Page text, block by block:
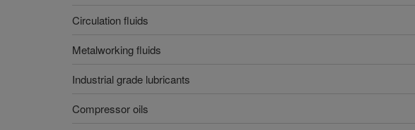
Circulation fluids
Metalworking fluids
Industrial grade lubricants
Compressor oils